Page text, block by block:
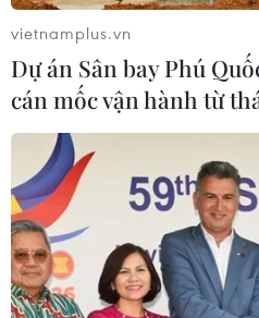
vietnamplus.vn
Dự án Sân bay Phú
cán mốc vận hành từ